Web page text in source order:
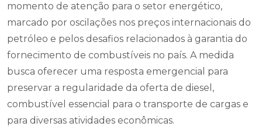
momento de atenção para o setor energético,
marcado por oscilações nos preços internacionais do
petróleo e pelos desafios relacionados à garantia do
fornecimento de combustíveis no país. A medida
busca oferecer uma resposta emergencial para
preservar a regularidade da oferta de diesel,
combustível essencial para o transporte de cargas e
para diversas atividades econômicas.